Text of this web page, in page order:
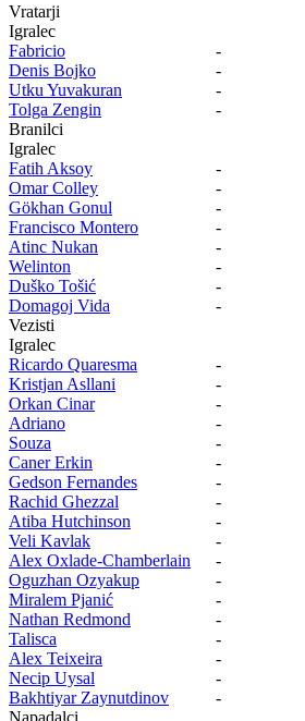
Vratarji
Igralec
Fabricio
-
Denis Bojko
-
Utku Yuvakuran
-
Tolga Zengin
-
Branilci
Igralec
Fatih Aksoy
-
Omar Colley
-
Gökhan Gonul
-
Francisco Montero
-
Atinc Nukan
-
Welinton
-
Duško Tošić
-
Domagoj Vida
-
Vezisti
Igralec
Ricardo Quaresma
-
Kristjan Asllani
-
Orkan Cinar
-
Adriano
-
Souza
-
Caner Erkin
-
Gedson Fernandes
-
Rachid Ghezzal
-
Atiba Hutchinson
-
Veli Kavlak
-
Alex Oxlade-Chamberlain
-
Oguzhan Ozyakup
-
Miralem Pjanić
-
Nathan Redmond
-
Talisca
-
Alex Teixeira
-
Necip Uysal
-
Bakhtiyar Zaynutdinov
-
Napadalci